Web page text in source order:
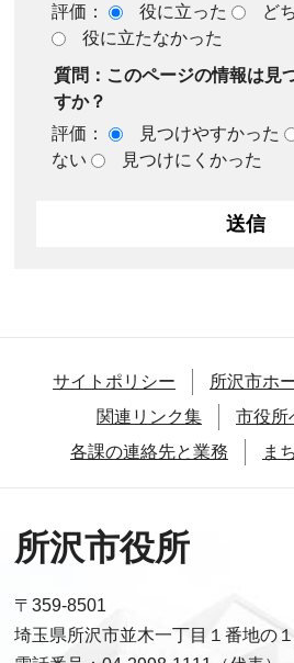
評価：
役に立った
ど
役に立たなかった
質問：このページの情報は見
すか？
評価：
見つけやすかった
ない
見つけにくかった
サイトポリシー
所沢市ホ
関連リンク集
市役所
各課の連絡先と業務
ま
所沢市役所
〒359-8501
埼玉県所沢市並木一丁目１番地の１